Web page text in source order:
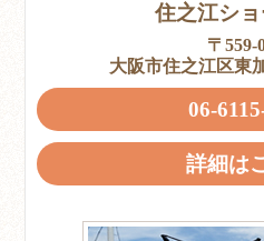
住之江シ
〒559-
大阪市住之江区東
06-
詳細は